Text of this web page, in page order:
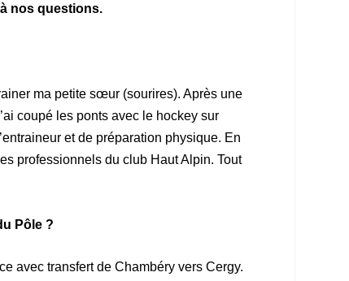
nos questions.
ma petite sœur (sourires). Après une
coupé les ponts avec le hockey sur
et de préparation physique. En
professionnels du club Haut Alpin. Tout
Pôle ?
avec transfert de Chambéry vers Cergy.